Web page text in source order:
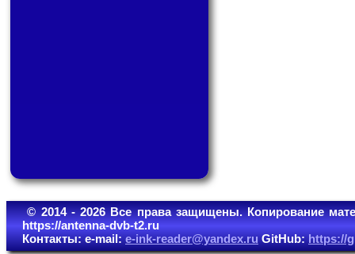
© 2014 - 2026 Все права защищены. Копирование
https://antenna-dvb-t2.ru
Контакты: e-mail:e-ink-reader@yandex.ruGitHub:https://